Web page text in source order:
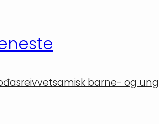
samisk barne- og